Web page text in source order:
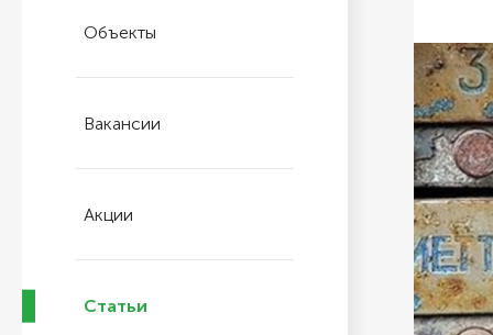
Объекты
Вакансии
Акции
Статьи